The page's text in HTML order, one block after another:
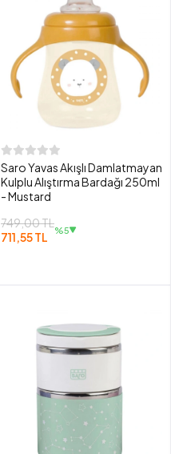
Saro Yavas Akışlı Damlatmayan
Kulplu Alıştırma Bardağı 250ml
- Mustard
749,00 TL
711,55 TL
%5